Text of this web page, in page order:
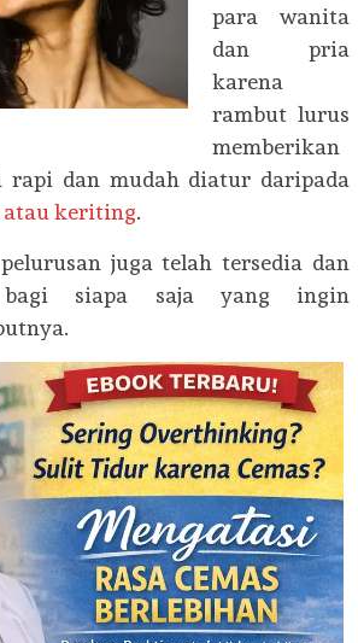
para wanita
dan pria
karena
rambut lurus
memberikan
rapi dan mudah diatur daripada
keriting.
juga telah tersedia dan
bagi siapa saja yang ingin